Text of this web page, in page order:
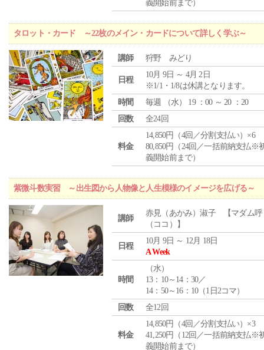
義開始前まで）
タロット・カード ～22枚のメイン・カードについて詳しく学ぶ～
講師 狩野 みどり
日程
10月 9日 ～ 4月 2日
※1/1・1/8は休講となります。
時間
毎週 （水） 19 ：00 ～ 20 ：20
回数
全24回
料金
14,850円（4回／分割支払い）×6
80,850円（24回／一括前納支払※
義開始前まで）
紫微斗数実習 ～出生図から人物像と人生模様のイメージを広げる～
講師
赤見（あかみ）淑子 【マダム呼
（ココ）】
日程
10月 9日 ～ 12月 18日
A Week
時間
（水）
13：10～14：30／
14：50～16：10（1日2コマ）
回数
全12回
料金
14,850円（4回／分割支払い）×3
41,250円（12回／一括前納支払※
義開始前まで）